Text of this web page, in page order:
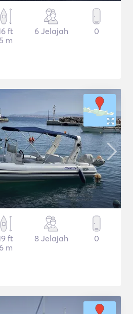
ft
5 m
6 Jelajah 0
ft
6 m
8 Jelajah 0